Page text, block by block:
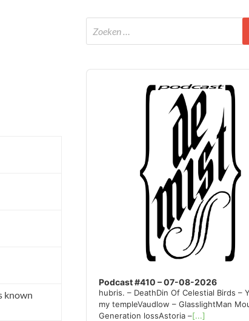
known
Audio
Podcast #410 – 07-08-2026
hubris. – DeathDin Of Celestial Birds –
my templeVaudlow – GlasslightMan
Generation lossAstoria –[...]